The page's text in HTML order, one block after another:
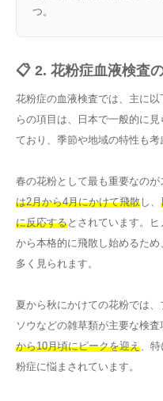
つ。
📋 2. 花粉症血液検査
花粉症の血液検査では、主に
らの項目は、日本で一般的に
ており、季節や地域の特性も考
春の花粉として最も重要なのが
は2月から4月にかけて飛散 し、
に反応するとされています。
から本格的に飛散し始めるた
多く見られます。
夏から秋にかけての花粉では
ソウなどの雑草類が主要な検
から10月頃にピークを迎え、
粉症に悩まされています。